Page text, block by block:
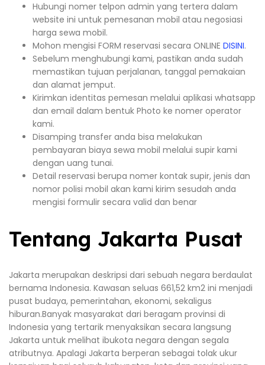
Hubungi nomer telpon admin yang tertera dalam
website ini untuk pemesanan mobil atau negosiasi
harga sewa mobil.
Mohon mengisi FORM reservasi secara ONLINE DISINI.
Sebelum menghubungi kami, pastikan anda sudah
memastikan tujuan perjalanan, tanggal pemakaian
dan alamat jemput.
Kirimkan identitas pemesan melalui aplikasi whatsapp
dan email dalam bentuk Photo ke nomer operator
kami.
Disamping transfer anda bisa melakukan
pembayaran biaya sewa mobil melalui supir kami
dengan uang tunai.
Detail reservasi berupa nomer kontak supir, jenis dan
nomor polisi mobil akan kami kirim sesudah anda
mengisi formulir secara valid dan benar
Tentang Jakarta Pusat
Jakarta merupakan deskripsi dari sebuah negara berdaulat
bernama Indonesia. Kawasan seluas 661,52 km2 ini menjadi
pusat budaya, pemerintahan, ekonomi, sekaligus
hiburan.Banyak masyarakat dari beragam provinsi di
Indonesia yang tertarik menyaksikan secara langsung
Jakarta untuk melihat ibukota negara dengan segala
atributnya. Apalagi Jakarta berperan sebagai tolak ukur